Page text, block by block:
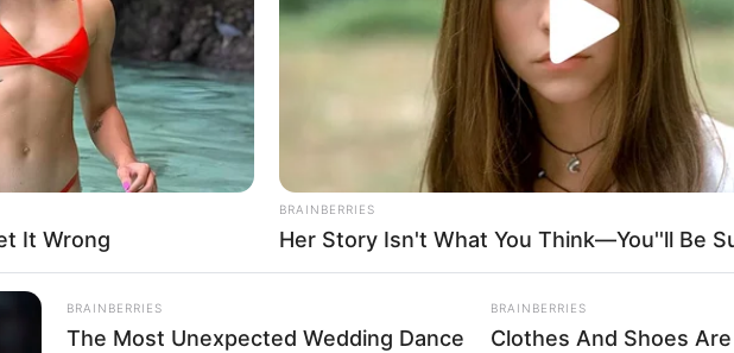
FBO Negócios de
It Wrong
BRAINBERRIES
Her Story Isn't What You Think—You''ll Be
BRAINBERRIES
The Most Unexpected Wedding Dance
BRAINBERRIES
Clothes And Shoes